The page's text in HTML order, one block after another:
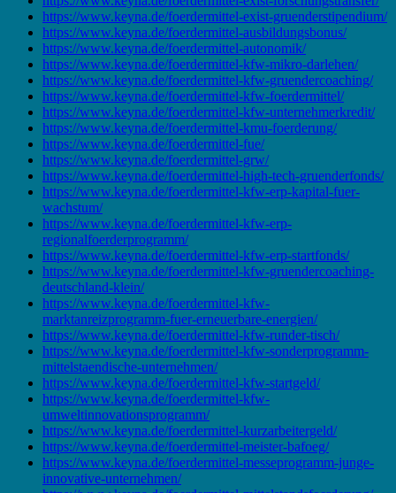
https://www.keyna.de/foerdermittel-exist-gruenderstipendium/
https://www.keyna.de/foerdermittel-ausbildungsbonus/
https://www.keyna.de/foerdermittel-autonomik/
https://www.keyna.de/foerdermittel-kfw-mikro-darlehen/
https://www.keyna.de/foerdermittel-kfw-gruendercoaching/
https://www.keyna.de/foerdermittel-kfw-foerdermittel/
https://www.keyna.de/foerdermittel-kfw-unternehmerkredit/
https://www.keyna.de/foerdermittel-kmu-foerderung/
https://www.keyna.de/foerdermittel-fue/
https://www.keyna.de/foerdermittel-grw/
https://www.keyna.de/foerdermittel-high-tech-gruenderfonds/
https://www.keyna.de/foerdermittel-kfw-erp-kapital-fuer-
wachstum/
https://www.keyna.de/foerdermittel-kfw-erp-
regionalfoerderprogramm/
https://www.keyna.de/foerdermittel-kfw-erp-startfonds/
https://www.keyna.de/foerdermittel-kfw-gruendercoaching-
deutschland-klein/
https://www.keyna.de/foerdermittel-kfw-
marktanreizprogramm-fuer-erneuerbare-energien/
https://www.keyna.de/foerdermittel-kfw-runder-tisch/
https://www.keyna.de/foerdermittel-kfw-sonderprogramm-
mittelstaendische-unternehmen/
https://www.keyna.de/foerdermittel-kfw-startgeld/
https://www.keyna.de/foerdermittel-kfw-
umweltinnovationsprogramm/
https://www.keyna.de/foerdermittel-kurzarbeitergeld/
https://www.keyna.de/foerdermittel-meister-bafoeg/
https://www.keyna.de/foerdermittel-messeprogramm-junge-
innovative-unternehmen/